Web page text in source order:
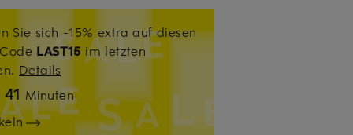
Sie sich -15% extra auf diesen
LAST15 im letzten
Details
41 Minuten